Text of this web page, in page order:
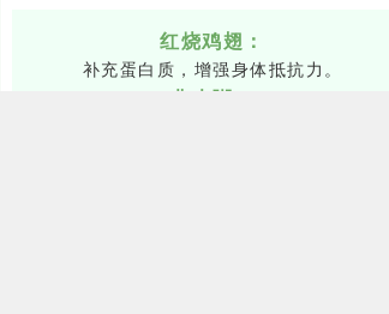
红烧鸡翅：
补充蛋白质，增强身体抵抗力。